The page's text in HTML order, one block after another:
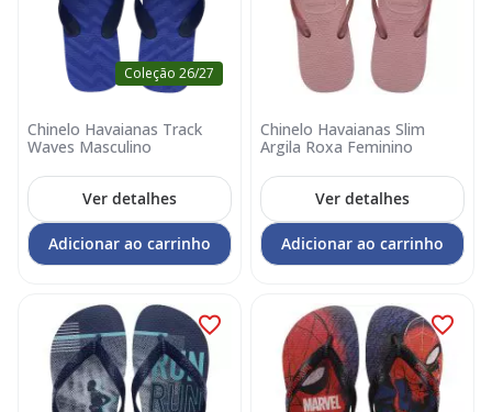
Coleção 26/27
Chinelo Havaianas Track
Waves Masculino
Ver detalhes
Adicionar ao carrinho
Chinelo Havaianas Slim
Argila Roxa Feminino
Ver detalhes
Adicionar ao carrinho